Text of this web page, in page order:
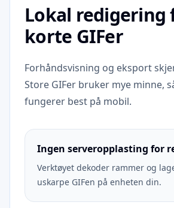
Lokal redigering
korte GIFer
Forhåndsvisning og eksport
Store GIFer bruker mye minne,
fungerer best på mobil.
Ingen serveropplasting for
Verktøyet dekoder rammer og
uskarpe GIFen på enheten din.